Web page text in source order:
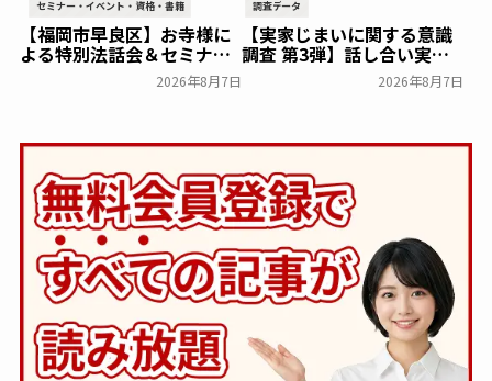
セミナー・イベント・資格・書籍
【福岡市早良区】お寺様に
よる特別法話会＆セミナー
特典「無料試食会」を8月
18日(月)にシティホール飯
2026年8月7日
調査データ
【実家じまいに関する意識
調査 第3弾】話し合い実施
率は29.5％で前回から低
下。「大相続時代」でも家
2026年8月7日